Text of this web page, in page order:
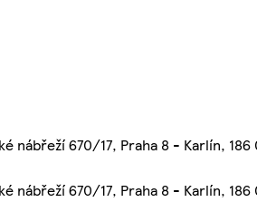
nábřeží 670/17, Praha 8 - Karlín,
nábřeží 670/17, Praha 8 - Karlín,